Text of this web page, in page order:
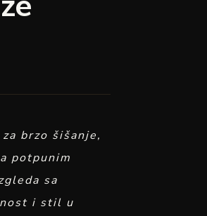
brzo šišanje,
potpunim
sa
i stil u